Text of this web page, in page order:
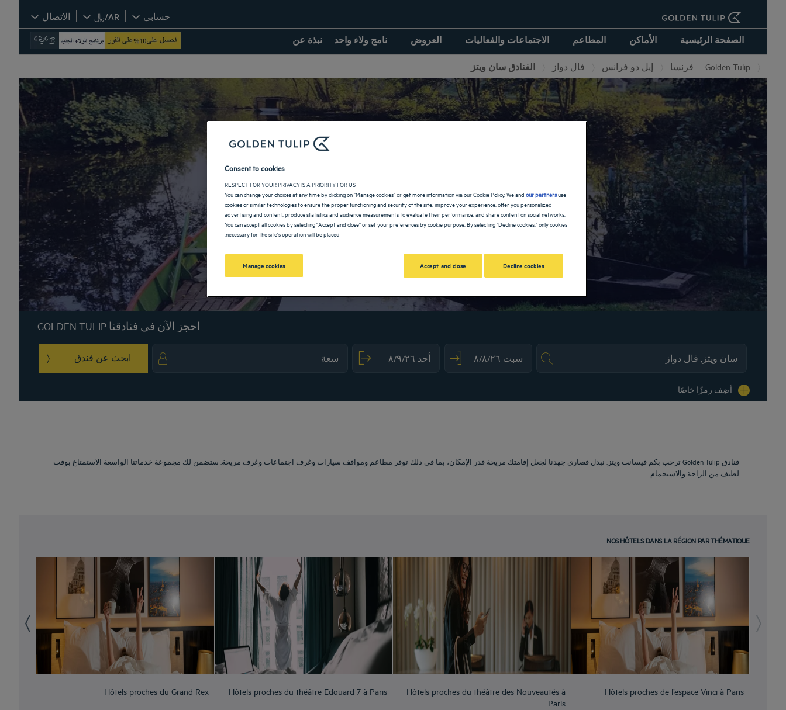
حسابي AR/﷼ الاتصال
الصفحة الرئيسية الأماكن المطاعم الاجتماعات والفعاليات العروض نامج ولاء واحد نبذة عن
Golden Tulip فرنسا إيل دو فرانس فال دواز الفنادق سان ويتز
الفنادق في سان ويتز
العودة إلى صفحة الإمارات إيل دو فرانس
احجز الآن في فنادقنا GOLDEN TULIP
ابحث عن فندق
أضِف رمزًا خاصًا
فنادق Golden Tulip ترحب بكم فيسانت ويتز. نبذل قصارى جهدنا لجعل إقامتك مريحة قدر الإمكان، بما في ذلك توفر مطاعم ومواقف سيارات وغرف اجتماعات وغرف مريحة. ستضمن لك مجموعة خدماتنا الواسعة الاستمتاع بوقت
لطيف من الراحة والاستجمام.
NOS HÔTELS DANS LA RÉGION PAR THÉMATIQUE
Hôtels proches du Grand Rex Hôtels proches du théâtre Edouard 7 à Paris
Hôtels proches du théâtre des Nouveautés à
Paris
Hôtels proches de l’espace Vinci à Paris
Consent to cookies
RESPECT FOR YOUR PRIVACY IS A PRIORITY FOR US
You can change your choices at any time by clicking on "Manage cookies" or get more information via our Cookie Policy. We andour partnersuse
cookies or similar technologies to ensure the proper functioning and security of the site, improve your experience, offer you personalized
advertising and content, produce statistics and audience measurements to evaluate their performance, and share content on social networks.
You can accept all cookies by selecting "Accept and close" or set your preferences by cookie purpose. By selecting "Decline cookies," only cookies
necessary for the site's operation will be placed.
Manage cookies Decline cookies
Accept and close